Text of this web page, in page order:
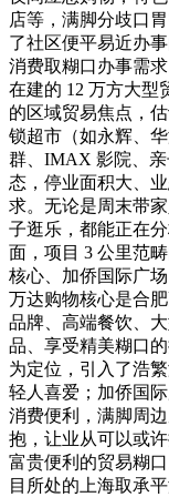
店等，满脚分歧口
了社区便平易近办
消费取糊口办事需
在建的 12 万方大型
的区域贸易焦点，
锁超市（如永辉、
群、IMAX 影院、
态，停业面积大、
求。无论是周末带
子逛乐，都能正在
面，项目 3 公里范
核心、加侨国际广
万达购物核心是合
品牌、高端餐饮、
品、享受精美糊口
为定位，引入了浩
轻人喜爱；加侨国
消费便利，满脚周
抱，让业从可以或
富贵便利的贸易糊
目所处的上海取承